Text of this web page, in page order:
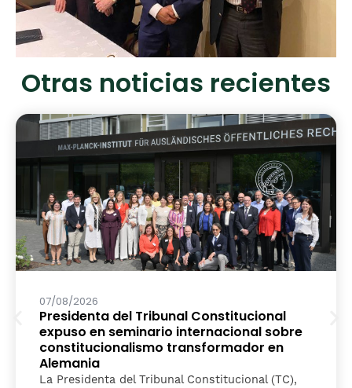
Otras noticias recientes
07/08/2026
Presidenta del Tribunal Constitucional
expuso en seminario internacional sobre
constitucionalismo transformador en
Alemania
La Presidenta del Tribunal Constitucional (TC),